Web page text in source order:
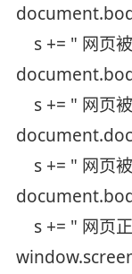
s += " 网页
s += " 网页
s += " 网页
s += " 网页